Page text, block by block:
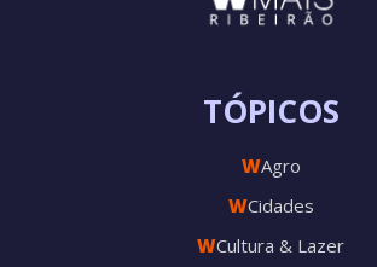
TÓPICOS
WAgro
WCidades
WCultura & Lazer